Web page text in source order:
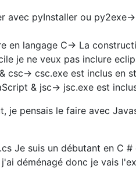
avec pyInstaller ou py2exe-
en langage C-> La
je ne veux pas inclure
csc-> csc.exe est inclus en
& jsc-> jsc.exe est
je pensais le faire avec
Je suis un débutant en C
j'ai déménagé donc je vais